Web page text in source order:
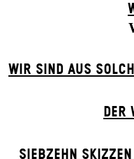
WIR SIND AUS
DER
SIEBZEHN